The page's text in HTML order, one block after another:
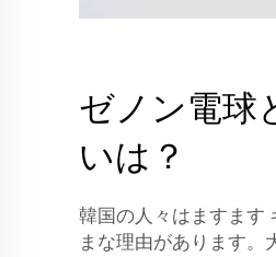
ゼノン電球
いは？
韓国の人々はますます
まな理由があります。